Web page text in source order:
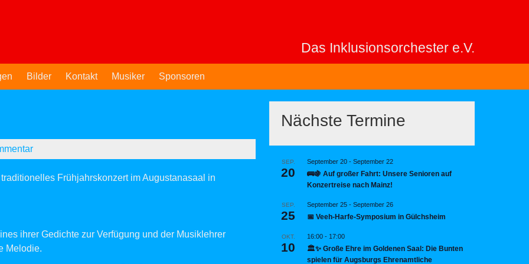
Das Inklusionsorchester e.V.
Bilder Kontakt Musiker Sponsoren
Frühjahrskonzert imAugustanasaal in
ihrer Gedichte zur Verfügung und der Musiklehrer
Melodie.
Nächste Termine
SEP.
20
September 20 - September 22
🚌🍇 Auf großer Fahrt: Unsere Senioren auf
Konzertreise nach Mainz!
SEP.
25
September 25 - September 26
📅 Veeh-Harfe-Symposium in Gülchsheim
OKT.
10
16:00 - 17:00
🏛️✨ Große Ehre im Goldenen Saal: Die Bunten
spielen für Augsburgs Ehrenamtliche